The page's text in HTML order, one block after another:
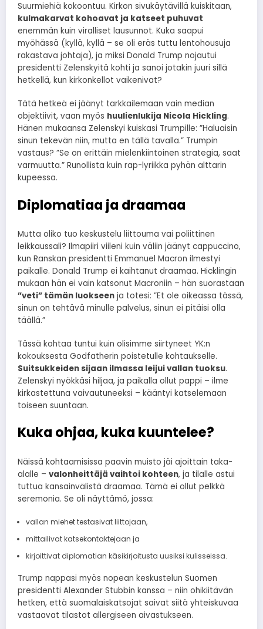
Suurmiehiä kokoontuu. Kirkon sivukäytävillä kuiskitaan,
kulmakarvat kohoavat ja katseet puhuvat
enemmän kuin viralliset lausunnot. Kuka saapui
myöhässä (kyllä, kyllä – se oli eräs tuttu lentohousuja
rakastava johtaja), ja miksi Donald Trump nojautui
presidentti Zelenskyitä kohti ja sanoi jotakin juuri sillä
hetkellä, kun kirkonkellot vaikenivat?
Tätä hetkeä ei jäänyt tarkkailemaan vain median
objektiivit, vaan myös huulienlukija Nicola Hickling.
Hänen mukaansa Zelenskyi kuiskasi Trumpille: ”Haluaisin
sinun tekevän niin, mutta en tällä tavalla.” Trumpin
vastaus? ”Se on erittäin mielenkiintoinen strategia, saat
varmuutta.” Runollista kuin rap-lyriikka pyhän alttarin
kupeessa.
Diplomatiaa ja draamaa
Mutta oliko tuo keskustelu liittouma vai poliittinen
leikkaussali? Ilmapiiri viileni kuin väliin jäänyt cappuccino,
kun Ranskan presidentti Emmanuel Macron ilmestyi
paikalle. Donald Trump ei kaihtanut draamaa. Hicklingin
mukaan hän ei vain katsonut Macroniin – hän suorastaan
”veti” tämän luokseen ja totesi: ”Et ole oikeassa tässä,
sinun on tehtävä minulle palvelus, sinun ei pitäisi olla
täällä.”
Tässä kohtaa tuntui kuin olisimme siirtyneet YK:n
kokouksesta Godfatherin poistetulle kohtaukselle.
Suitsukkeiden sijaan ilmassa leijui vallan tuoksu.
Zelenskyi nyökkäsi hiljaa, ja paikalla ollut pappi – ilme
kirkastettuna vaivautuneeksi – kääntyi katselemaan
toiseen suuntaan.
Kuka ohjaa, kuka kuuntelee?
Näissä kohtaamisissa paavin muisto jäi ajoittain taka-
alalle – valonheittäjä vaihtoi kohteen, ja tilalle astui
tuttua kansainvälistä draamaa. Tämä ei ollut pelkkä
seremonia. Se oli näyttämö, jossa:
vallan miehet testasivat liittojaan,
mittailivat katsekontaktejaan ja
kirjoittivat diplomatian käsikirjoitusta uusiksi kulisseissa.
Trump nappasi myös nopean keskustelun Suomen
presidentti Alexander Stubbin kanssa – niin ohikiitävän
hetken, että suomalaiskatsojat saivat siitä yhteiskuvaa
vastaavat tilastot allergiseen aivastukseen.